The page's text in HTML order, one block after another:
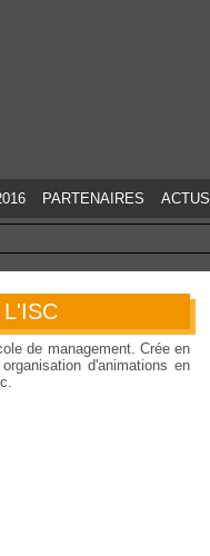
PARTENAIRES ACTUS
de management. Crée en
d'animations en